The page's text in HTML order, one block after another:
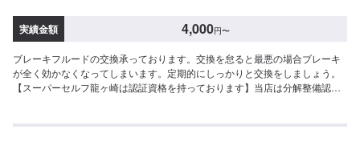
実績金額 4,000円〜
ブレーキフルードの交換承っております。交換を怠ると最悪の場合ブレーキ
が全く効かなくなってしまいます。定期的にしっかりと交換をしましょう。
【スーパーセルフ龍ヶ崎は認証資格を持っております】当店は分解整備認証